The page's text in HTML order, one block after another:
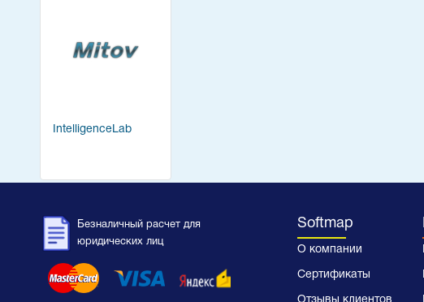
IntelligenceLab
Безналичный расчет для
юридических лиц
Softmap
О компании
Сертификаты